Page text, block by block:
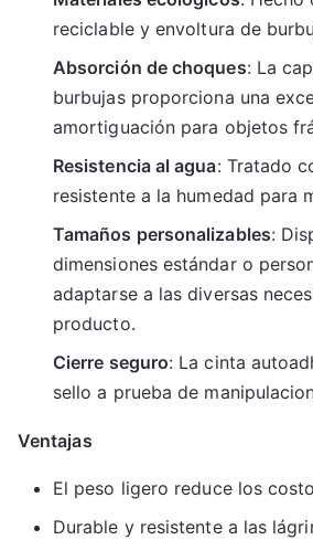
reciclable y envoltura de
Absorción de choques: La
burbujas proporciona una
amortiguación para objetos
Resistencia al agua: Tratado
resistente a la humedad para
Tamaños personalizables:
dimensiones estándar o
adaptarse a las diversas
producto.
Cierre seguro: La cinta
sello a prueba de
Ventajas
El peso ligero reduce los
Durable y resistente a las